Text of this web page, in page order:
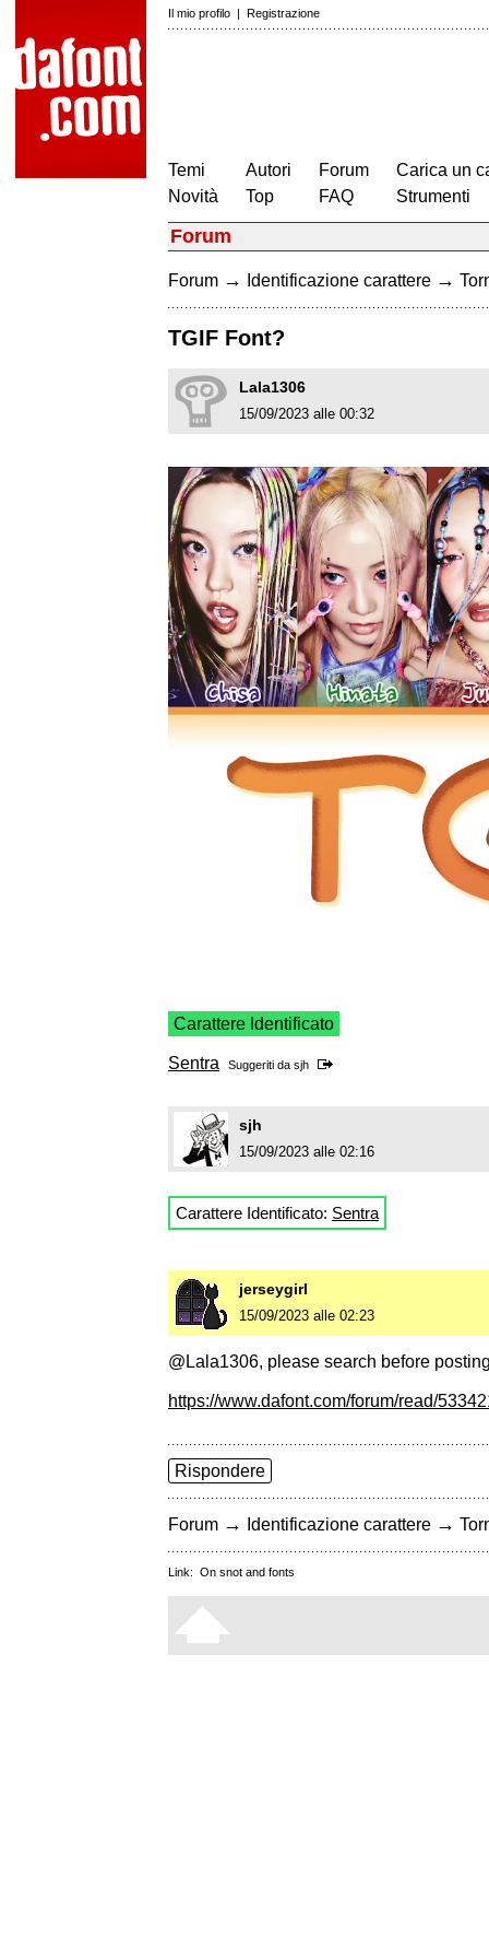
Il mio profilo | Registrazione
Temi
Novità
Autori
Top
Forum
FAQ
Carica un
Strumenti
Forum
Forum → Identificazione carattere →
TGIF Font?
Lala1306
15/09/2023 alle 00:32
Carattere Identificato
Sentra Suggeriti da sjh
sjh
15/09/2023 alle 02:16
Carattere Identificato: Sentra
jerseygirl
15/09/2023 alle 02:23
@Lala1306, please search before
https://www.dafont.com/forum/read/
Rispondere
Forum → Identificazione carattere →
Link: On snot and fonts